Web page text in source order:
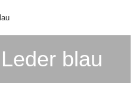
blau